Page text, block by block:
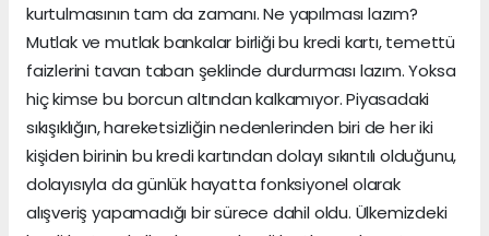
kurtulmasının tam da zamanı. Ne yapılması lazım?
Mutlak ve mutlak bankalar birliği bu kredi kartı, temettü
faizlerini tavan taban şeklinde durdurması lazım. Yoksa
hiç kimse bu borcun altından kalkamıyor. Piyasadaki
sıkışıklığın, hareketsizliğin nedenlerinden biri de her iki
kişiden birinin bu kredi kartından dolayı sıkıntılı olduğunu,
dolayısıyla da günlük hayatta fonksiyonel olarak
alışveriş yapamadığı bir sürece dahil oldu. Ülkemizdeki